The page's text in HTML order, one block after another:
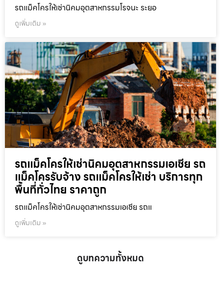
รถแม็คโครให้เช่านิคมอุตสาหกรรมโรจนะ ระยอ
ดูเพิ่มเติม »
รถแม็คโครให้เช่านิคมอุตสาหกรรมเอเชีย รถ
แม็คโครรับจ้าง รถแม็คโครให้เช่า บริการทุก
พื้นที่ทั่วไทย ราคาถูก
รถแม็คโครให้เช่านิคมอุตสาหกรรมเอเชีย รถแ
ดูเพิ่มเติม »
ดูบทความทั้งหมด